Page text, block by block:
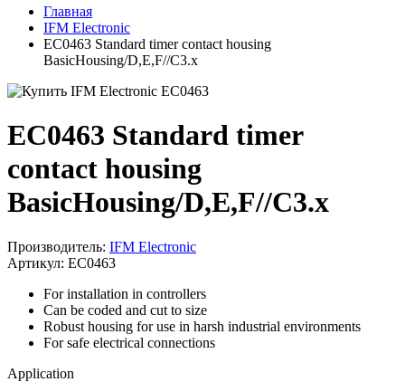
Главная
IFM Electronic
EC0463 Standard timer contact housing
BasicHousing/D,E,F//C3.x
EC0463 Standard timer
contact housing
BasicHousing/D,E,F//C3.x
Производитель: IFM Electronic
Артикул: EC0463
For installation in controllers
Can be coded and cut to size
Robust housing for use in harsh industrial environments
For safe electrical connections
Application